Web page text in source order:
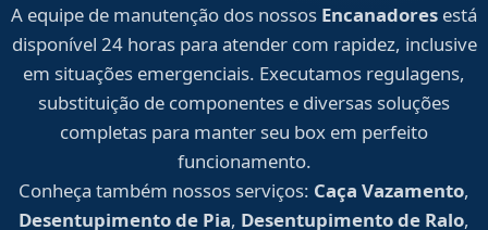
A equipe de manutenção dos nossos Encanadores está
disponível 24 horas para atender com rapidez, inclusive
em situações emergenciais. Executamos regulagens,
substituição de componentes e diversas soluções
completas para manter seu box em perfeito
funcionamento.
Conheça também nossos serviços: Caça Vazamento,
Desentupimento de Pia, Desentupimento de Ralo,